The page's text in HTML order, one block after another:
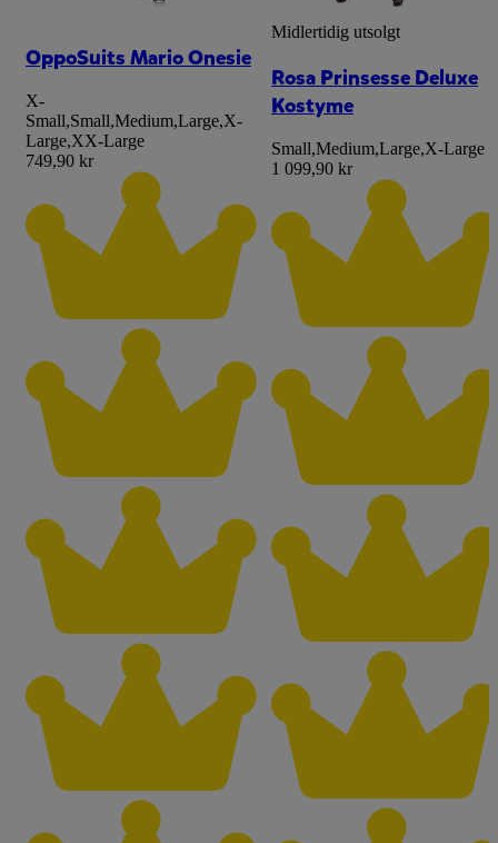
OppoSuits Mario Onesie
X-
Small,Small,Medium,Large,X-
Large,XX-Large
749,90 kr
Midlertidig utsolgt
Rosa Prinsesse Deluxe
Kostyme
Small,Medium,Large,X-Large
1 099,90 kr